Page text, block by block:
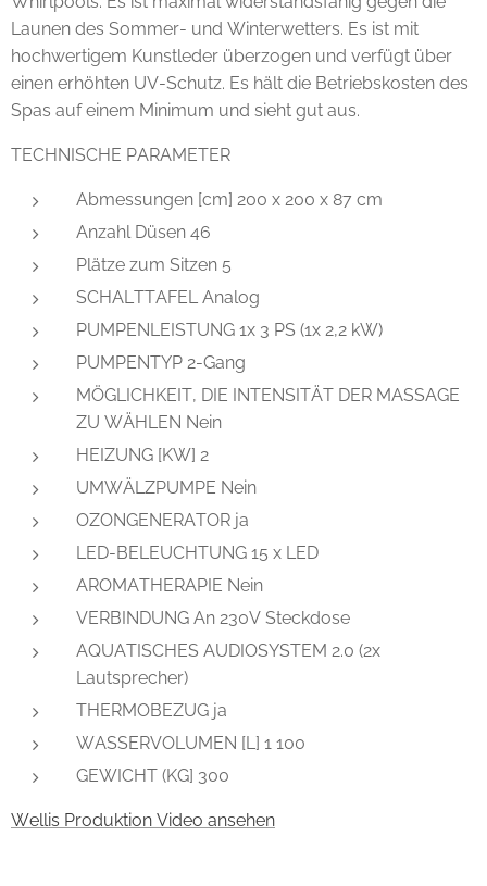
Launen des Sommer- und Winterwetters. Es ist mit
hochwertigem Kunstleder überzogen und verfügt über
einen erhöhten UV-Schutz. Es hält die Betriebskosten des
Spas auf einem Minimum und sieht gut aus.
TECHNISCHE PARAMETER
Abmessungen [cm] 200 x 200 x 87 cm
Anzahl Düsen 46
Plätze zum Sitzen 5
SCHALTTAFEL Analog
PUMPENLEISTUNG 1x 3 PS (1x 2,2 kW)
PUMPENTYP 2-Gang
MÖGLICHKEIT, DIE INTENSITÄT DER MASSAGE
ZU WÄHLEN Nein
HEIZUNG [KW] 2
UMWÄLZPUMPE Nein
OZONGENERATOR ja
LED-BELEUCHTUNG 15 x LED
AROMATHERAPIE Nein
VERBINDUNG An 230V Steckdose
AQUATISCHES AUDIOSYSTEM 2.0 (2x
Lautsprecher)
THERMOBEZUG ja
WASSERVOLUMEN [L] 1 100
GEWICHT (KG] 300
Wellis Produktion Video ansehen